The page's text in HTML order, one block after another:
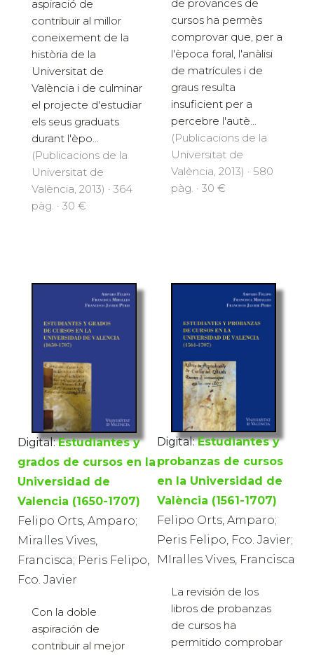
aspiració de
contribuir al millor
coneixement de la
història de la
Universitat de
València i de culminar
el projecte d'estudiar
els seus graduats
durant l'èpo...
(Publicacions de la
Universitat de
València, 2013) · 364
pàg. · 30 €
de provances de
cursos ha permès
comprovar que, per a
l'època foral, l'anàlisi
de matrícules i de
graus resulta
insuficient per a
percebre l'autè...
(Publicacions de la
Universitat de
València, 2013) · 580
pàg. · 30 €
Digital: Estudiantes y
grados de cursos en la
Universidad de
Valencia (1650-1707)
Felipo Orts, Amparo;
Miralles Vives,
Francisca; Peris Felipo,
Fco. Javier
Con la doble
aspiración de
contribuir al mejor
Digital: Estudiantes y
probanzas de cursos
en la Universidad de
València (1561-1707)
Felipo Orts, Amparo;
Peris Felipo, Fco. Javier;
MIralles Vives, Francisca
La revisión de los
libros de probanzas
de cursos ha
permitido comprobar